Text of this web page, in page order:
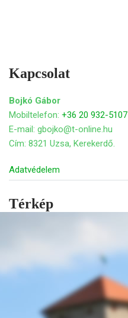
Kapcsolat
Bojkó Gábor
Mobiltelefon: +36 20 932-5107
E-mail: gbojko@t-online.hu
Cím: 8321 Uzsa, Kerekerdő.
Adatvédelem
Térkép